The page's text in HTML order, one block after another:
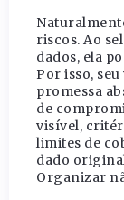
riscos. Ao
dados, ela
Por isso,
promessa
de
visível,
limites de
dado
Organizar